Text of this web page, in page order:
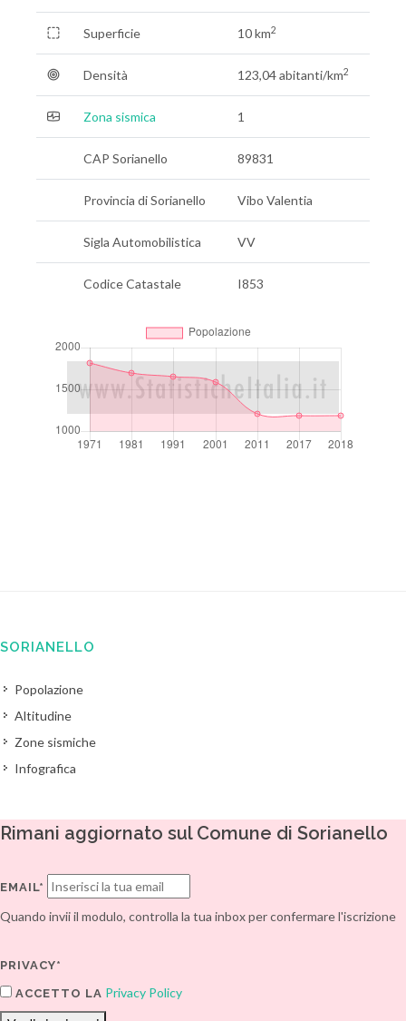
Superficie 10 km2
Densità 123,04 abitanti/km2
Zona sismica 1
CAP Sorianello 89831
Provincia di Sorianello Vibo Valentia
Sigla Automobilistica VV
Codice Catastale I853
SORIANELLO
Popolazione
Altitudine
Zone sismiche
Infografica
Rimani aggiornato sul Comune di Sorianello
EMAIL*
Quando invii il modulo, controlla la tua inbox per confermare l'iscrizione
PRIVACY*
ACCETTO LA Privacy Policy